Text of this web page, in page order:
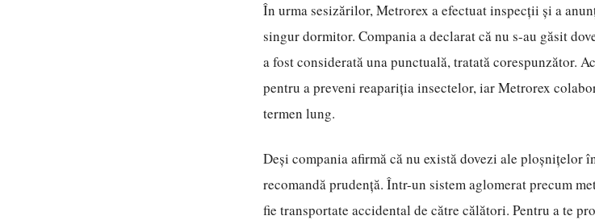
În urma sesizărilor, Metrorex a efectuat inspecții și a
singur dormitor. Compania a declarat că nu s-au găsit
a fost considerată una punctuală, tratată corespunzător.
pentru a preveni reapariția insectelor, iar Metrorex
termen lung.
Deși compania afirmă că nu există dovezi ale ploșnițelor
recomandă prudență. Într-un sistem aglomerat precum
fie transportate accidental de către călători. Pentru a te